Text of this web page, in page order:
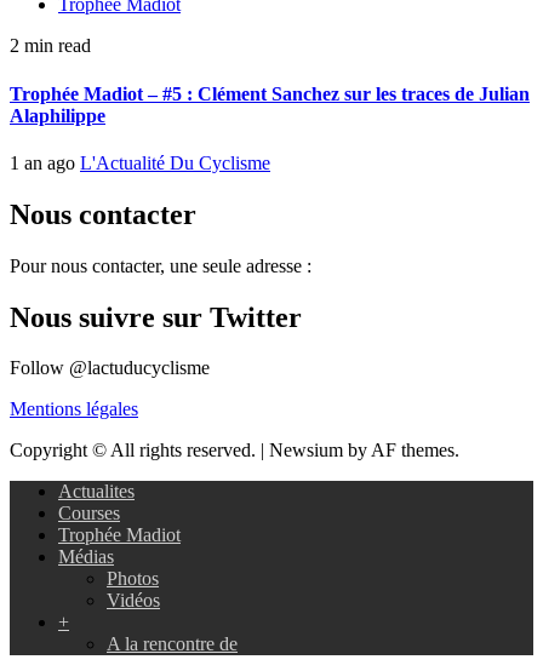
Trophée Madiot
2 min read
Trophée Madiot – #5 : Clément Sanchez sur les traces de Julian
Alaphilippe
1 an ago L'Actualité Du Cyclisme
Nous contacter
Pour nous contacter, une seule adresse :
Nous suivre sur Twitter
Follow @lactuducyclisme
Mentions légales
Copyright © All rights reserved. | Newsium by AF themes.
Actualites
Courses
Trophée Madiot
Médias
Photos
Vidéos
+
A la rencontre de